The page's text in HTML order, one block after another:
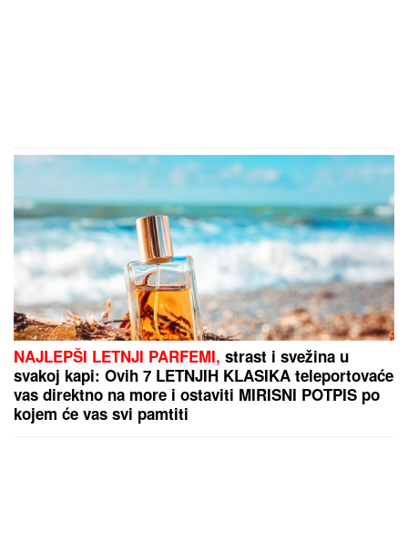
NAJLEPŠI LETNJI PARFEMI, strast i svežina u
svakoj kapi: Ovih 7 LETNJIH KLASIKA teleportovaće
vas direktno na more i ostaviti MIRISNI POTPIS po
kojem će vas svi pamtiti